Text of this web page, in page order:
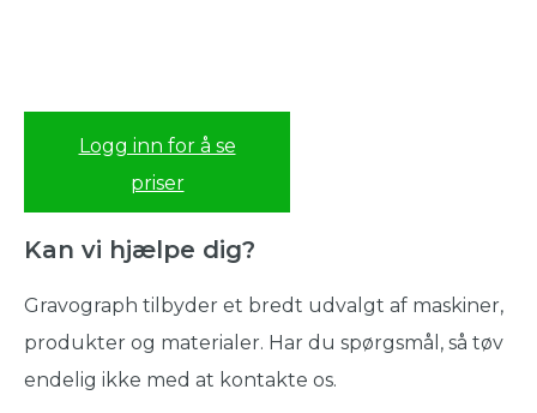
Logg inn for å se
priser
Kan vi hjælpe dig?
Gravograph tilbyder et bredt udvalgt af maskiner,
produkter og materialer. Har du spørgsmål, så tøv
endelig ikke med at kontakte os.